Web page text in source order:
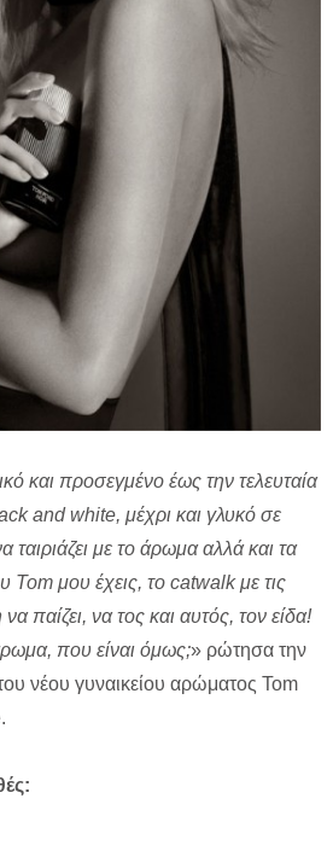
και προσεγμένο έως την τελευταία
andwhite, μέχρι και γλυκό σε
με το άρωμα αλλά και τα
Tom μου έχεις, το catwalkμε τις
παίζει, να τος και αυτός, τον είδα!
που είναι όμως;» ρώτησα την
νέου γυναικείου αρώματος Tom